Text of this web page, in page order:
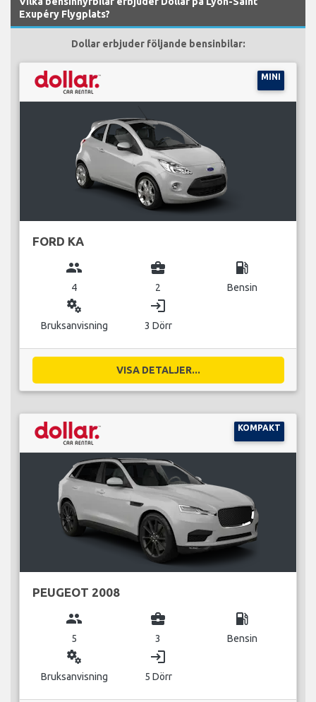
Exupéry Flygplats?
Dollar erbjuder följande bensinbilar:
MINI
FORD KA
group
4
business_center
2
local_gas_station
Bensin
miscellaneous_services
Bruksanvisning
login
3 Dörr
VISA DETALJER...
KOMPAKT
PEUGEOT 2008
group
5
business_center
3
local_gas_station
Bensin
miscellaneous_services
Bruksanvisning
login
5 Dörr